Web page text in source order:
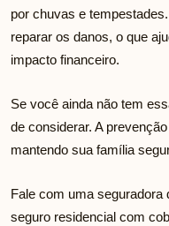
por chuvas e
reparar os danos, o que
impacto financeiro.
Se você ainda não tem
de considerar. A
mantendo sua família
Fale com uma
seguro residencial com